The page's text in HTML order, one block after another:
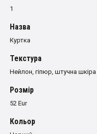
1
Назва
Куртка
Текстура
Нейлон, гіпюр, штучна шкіра
Розмiр
52 Eur
Кольор